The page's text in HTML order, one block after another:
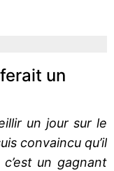
un
un jour sur le
convaincu qu’il
un gagnant